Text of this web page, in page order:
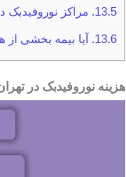
13.5. مراکز نوروفیدبک
13.6. آیا بیمه بخشی
هزینه نوروفیدبک در